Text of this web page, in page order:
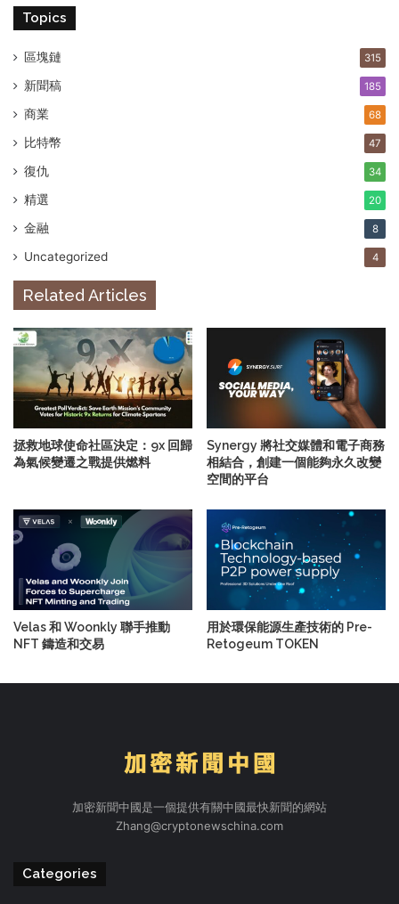
Topics
區塊鏈 315
新聞稿 185
商業 68
比特幣 47
復仇 34
精選 20
金融 8
Uncategorized 4
Related Articles
拯救地球使命社區決定：9x 回歸
為氣候變遷之戰提供燃料
Synergy 將社交媒體和電子商務
相結合，創建一個能夠永久改變
空間的平台
Velas 和 Woonkly 聯手推動
NFT 鑄造和交易
用於環保能源生產技術的 Pre-
Retogeum TOKEN
加密新聞中國是一個提供有關中國最快新聞的網站
Zhang@cryptonewschina.com
Categories